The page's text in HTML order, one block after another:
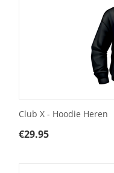
Club X - Hoodie Heren
€29.95